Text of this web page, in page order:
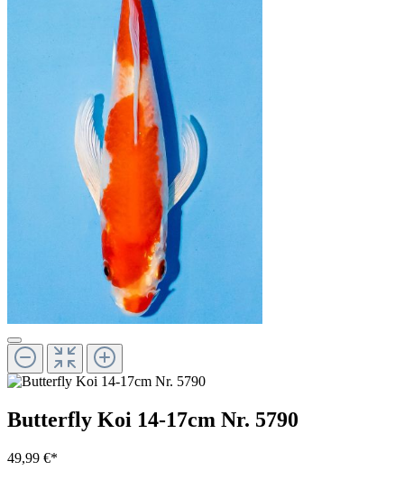
Butterfly Koi 14-17cm Nr. 5790
49,99 €*